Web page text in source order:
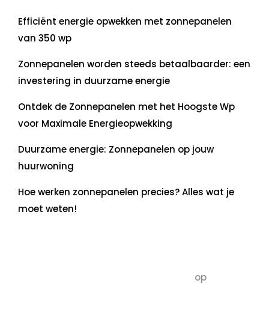
Efficiënt energie opwekken met zonnepanelen
van 350 wp
Zonnepanelen worden steeds betaalbaarder: een
investering in duurzame energie
Ontdek de Zonnepanelen met het Hoogste Wp
voor Maximale Energieopwekking
Duurzame energie: Zonnepanelen op jouw
huurwoning
Hoe werken zonnepanelen precies? Alles wat je
moet weten!
op